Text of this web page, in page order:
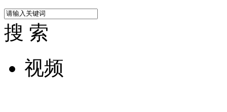
搜 索
视频